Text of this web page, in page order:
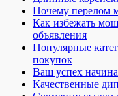
Почему перелом
Как избежать
объявления
Популярные
покупок
Ваш успех
Качественные